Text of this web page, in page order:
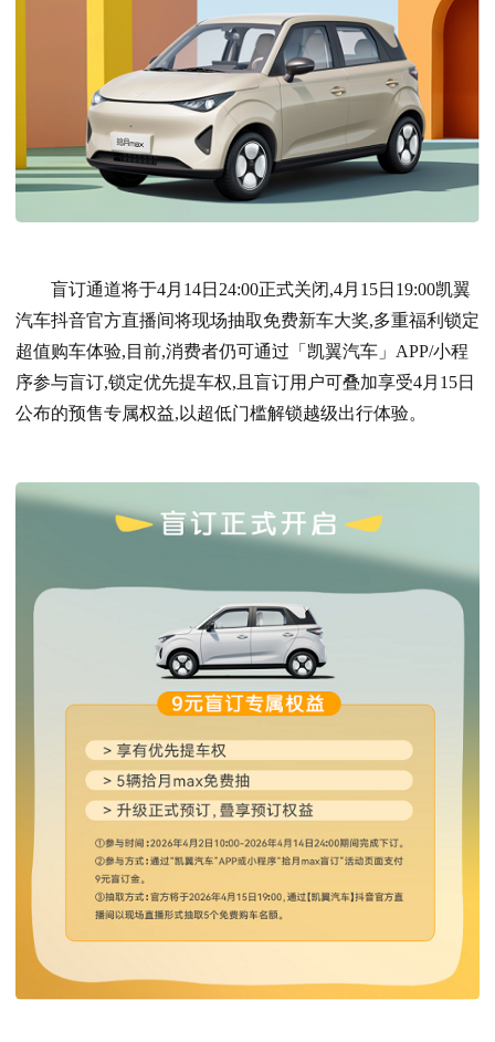
盲订通道将于4月14日24:00正式关闭,4月15日19:00凯翼
汽车抖音官方直播间将现场抽取免费新车大奖,多重福利锁定
超值购车体验,目前,消费者仍可通过「凯翼汽车」APP/小程
序参与盲订,锁定优先提车权,且盲订用户可叠加享受4月15日
公布的预售专属权益,以超低门槛解锁越级出行体验。